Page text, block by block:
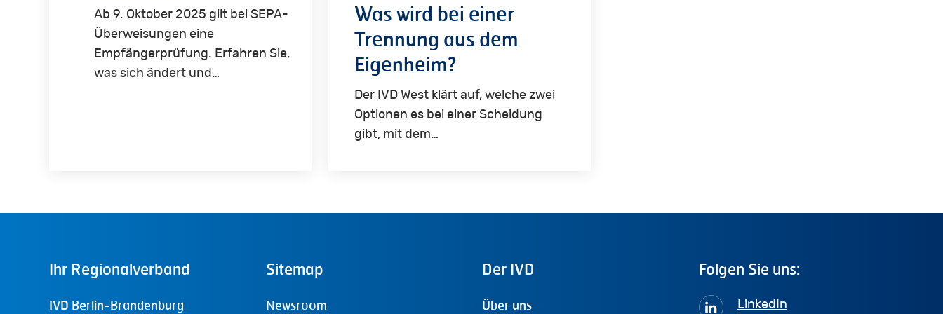
Ab 9. Oktober 2025 gilt bei SEPA-
Überweisungen eine
Empfängerprüfung. Erfahren Sie,
was sich ändert und…
Was wird bei einer
Trennung aus dem
Eigenheim?
Der IVD West klärt auf, welche zwei
Optionen es bei einer Scheidung
gibt, mit dem…
Ihr Regionalverband
IVD Berlin-Brandenburg
Sitemap
Newsroom
Der IVD
Über uns
Folgen Sie uns:
LinkedIn